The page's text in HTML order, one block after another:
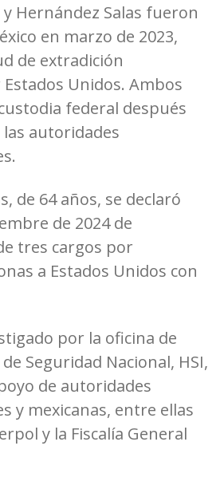
Hernández Salas fueron
en marzo de 2023,
de extradición
Unidos. Ambos
federal después
autoridades
de 64 años, se declaró
de 2024 de
tres cargos por
a Estados Unidos con
por la oficina de
Seguridad Nacional, HSI,
de autoridades
y mexicanas, entre ellas
y la Fiscalía General